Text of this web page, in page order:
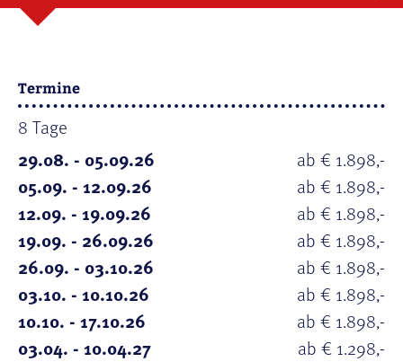
Termine
8 Tage
29.08. - 05.09.26
ab € 1.898,-
05.09. - 12.09.26
ab € 1.898,-
12.09. - 19.09.26
ab € 1.898,-
19.09. - 26.09.26
ab € 1.898,-
26.09. - 03.10.26
ab € 1.898,-
03.10. - 10.10.26
ab € 1.898,-
10.10. - 17.10.26
ab € 1.898,-
03.04. - 10.04.27
ab € 1.298,-